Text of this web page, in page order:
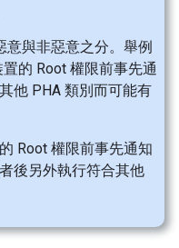
意與非惡意之分。舉例
的 Root 權限前事先通
他 PHA 類別而可能有
Root 權限前事先通知
後另外執行符合其他